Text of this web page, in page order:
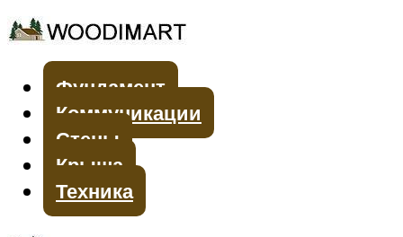
Фундамент
Коммуникации
Стены
Крыша
Техника